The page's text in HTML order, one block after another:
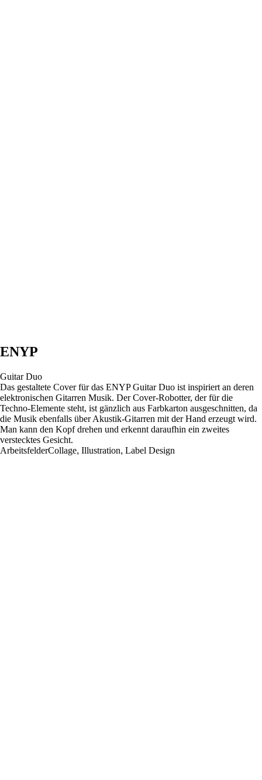
ENYP
Guitar Duo
Das gestaltete Cover für das ENYP Guitar Duo ist inspiriert an deren
elektronischen Gitarren Musik. Der Cover-Robotter, der für die
Techno-Elemente steht, ist gänzlich aus Farbkarton ausgeschnitten, da
die Musik ebenfalls über Akustik-Gitarren mit der Hand erzeugt wird.
Man kann den Kopf drehen und erkennt daraufhin ein zweites
verstecktes Gesicht.
ArbeitsfelderCollage, Illustration, Label Design